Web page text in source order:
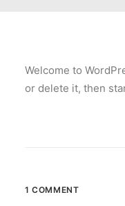
Welcome to
or delete it, then
1 COMMENT